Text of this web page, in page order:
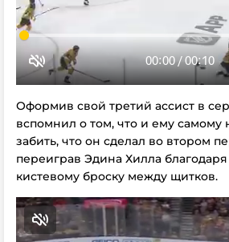
Оформив свой третий ассист в
вспомнил о том, что и ему
забить, что он сделал во втором
переиграв Эдина Хилла
кистевому броску между щитков.